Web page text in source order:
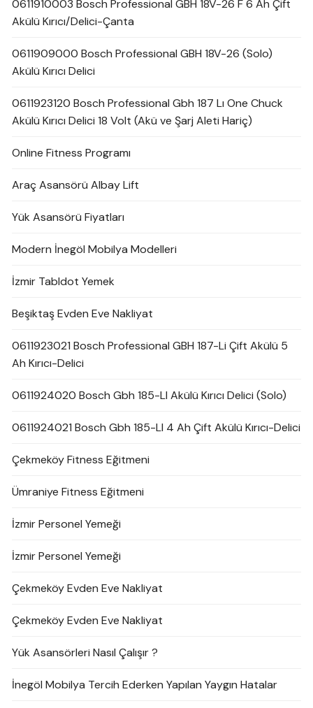
0611910003 Bosch Professional GBH 18V-26 F 6 Ah Çift
Akülü Kırıcı/Delici-Çanta
0611909000 Bosch Professional GBH 18V-26 (Solo)
Akülü Kırıcı Delici
0611923120 Bosch Professional Gbh 187 Lı One Chuck
Akülü Kırıcı Delici 18 Volt (Akü ve Şarj Aleti Hariç)
Online Fitness Programı
Araç Asansörü Albay Lift
Yük Asansörü Fiyatları
Modern İnegöl Mobilya Modelleri
İzmir Tabldot Yemek
Beşiktaş Evden Eve Nakliyat
0611923021 Bosch Professional GBH 187-Li Çift Akülü 5
Ah Kırıcı-Delici
0611924020 Bosch Gbh 185-LI Akülü Kırıcı Delici (Solo)
0611924021 Bosch Gbh 185-LI 4 Ah Çift Akülü Kırıcı-Delici
Çekmeköy Fitness Eğitmeni
Ümraniye Fitness Eğitmeni
İzmir Personel Yemeği
İzmir Personel Yemeği
Çekmeköy Evden Eve Nakliyat
Çekmeköy Evden Eve Nakliyat
Yük Asansörleri Nasıl Çalışır ?
İnegöl Mobilya Tercih Ederken Yapılan Yaygın Hatalar